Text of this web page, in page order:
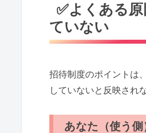
✅よくある
ていない
招待制度のポイントは、
していないと反映され
あなた（使う側